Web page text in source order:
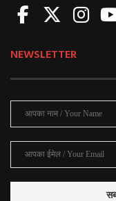
NEWSLETTER